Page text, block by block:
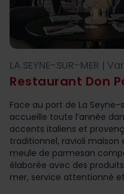
Restaurant Don
LA SEYNE-SUR-MER |
Face au port de La Seyne-
accueille toute l’année
accents italiens et
traditionnel, ravioli
meule de parmesan
élaborée avec des
mer, service attentionné